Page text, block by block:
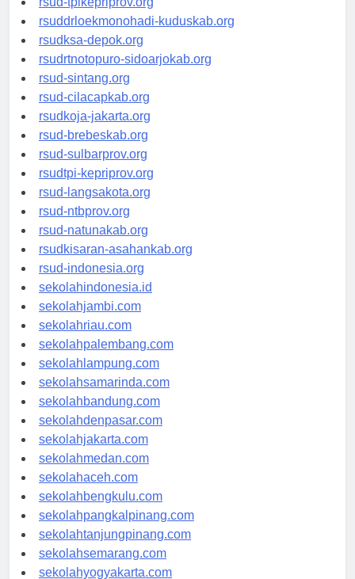
rsud-tpikepriprov.org
rsuddrloekmonohadi-kuduskab.org
rsudksa-depok.org
rsudrtnotopuro-sidoarjokab.org
rsud-sintang.org
rsud-cilacapkab.org
rsudkoja-jakarta.org
rsud-brebeskab.org
rsud-sulbarprov.org
rsudtpi-kepriprov.org
rsud-langsakota.org
rsud-ntbprov.org
rsud-natunakab.org
rsudkisaran-asahankab.org
rsud-indonesia.org
sekolahindonesia.id
sekolahjambi.com
sekolahriau.com
sekolahpalembang.com
sekolahlampung.com
sekolahsamarinda.com
sekolahbandung.com
sekolahdenpasar.com
sekolahjakarta.com
sekolahmedan.com
sekolahaceh.com
sekolahbengkulu.com
sekolahpangkalpinang.com
sekolahtanjungpinang.com
sekolahsemarang.com